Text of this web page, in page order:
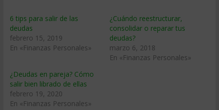
6 tips para salir de las
deudas
febrero 15, 2019
En «Finanzas Personales»
¿Cuándo reestructurar,
consolidar o reparar tus
deudas?
marzo 6, 2018
En «Finanzas Personales»
¿Deudas en pareja? Cómo
salir bien librado de ellas
febrero 19, 2020
En «Finanzas Personales»